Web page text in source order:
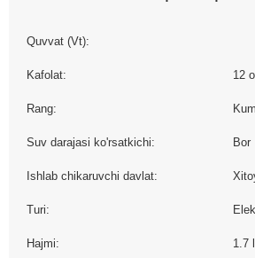
Quvvat (Vt):
Kafolat: 12
Rang:
Suv darajasi ko'rsatkichi: Bor
Ishlab chikaruvchi davlat:
Turi:
Hajmi: 1.7 l